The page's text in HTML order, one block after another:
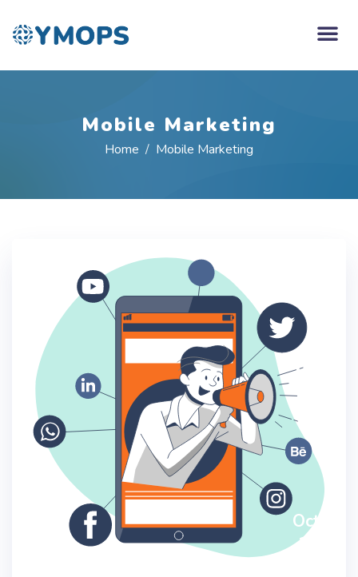
Mobile Marketing
Home Mobile Marketing
Oct,
29